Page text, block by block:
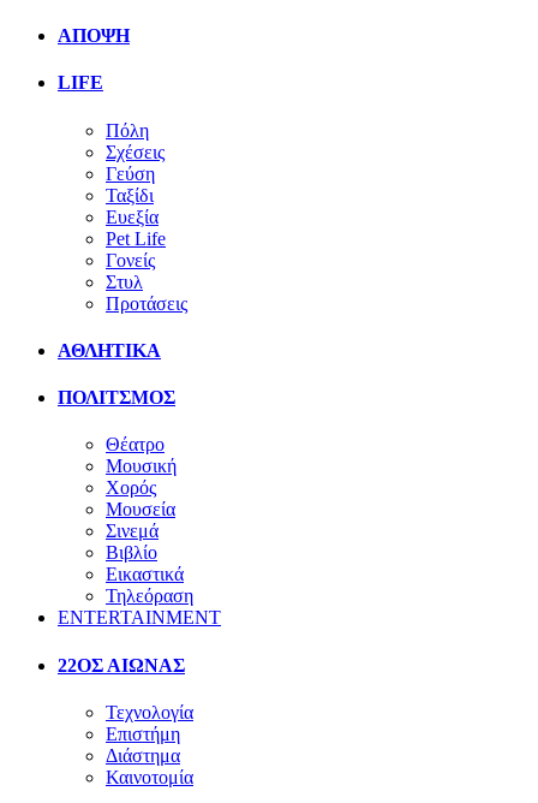
ΑΠΟΨΗ
LIFE
Πόλη
Σχέσεις
Γεύση
Ταξίδι
Ευεξία
Pet Life
Γονείς
Στυλ
Προτάσεις
ΑΘΛΗΤΙΚΑ
ΠΟΛΙΤΣΜΟΣ
Θέατρο
Μουσική
Χορός
Μουσεία
Σινεμά
Βιβλίο
Εικαστικά
Τηλεόραση
ENTERTAINMENT
22ΟΣ ΑΙΩΝΑΣ
Τεχνολογία
Επιστήμη
Διάστημα
Καινοτομία